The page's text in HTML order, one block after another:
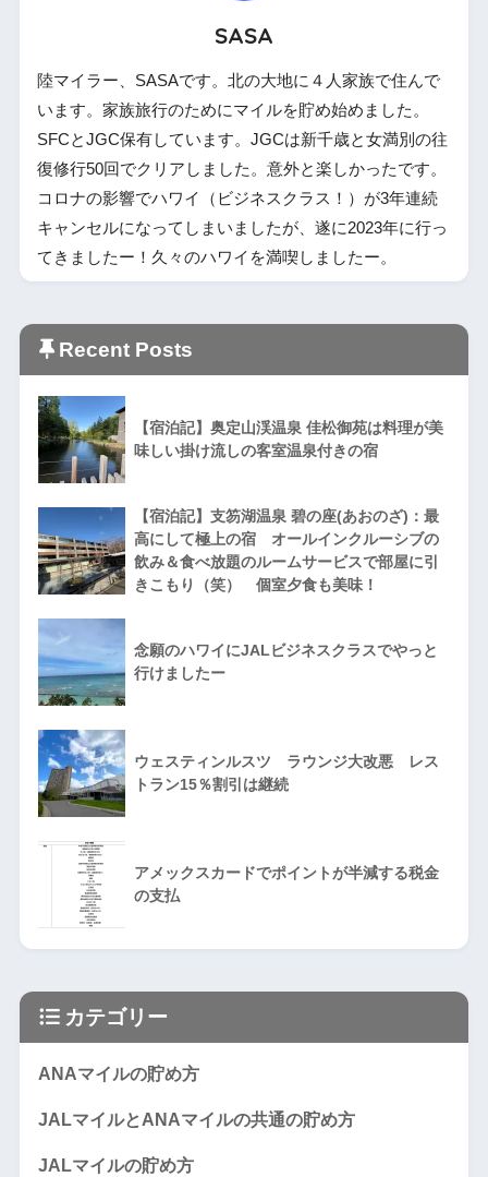
SASA
陸マイラー、SASAです。北の大地に４人家族で住んで
います。家族旅行のためにマイルを貯め始めました。
SFCとJGC保有しています。JGCは新千歳と女満別の往
復修行50回でクリアしました。意外と楽しかったです。
コロナの影響でハワイ（ビジネスクラス！）が3年連続
キャンセルになってしまいましたが、遂に2023年に行っ
てきましたー！久々のハワイを満喫しましたー。
Recent Posts
【宿泊記】奥定山渓温泉 佳松御苑は料理が美
味しい掛け流しの客室温泉付きの宿
【宿泊記】支笏湖温泉 碧の座(あおのざ)：最
高にして極上の宿 オールインクルーシブの
飲み＆食べ放題のルームサービスで部屋に引
きこもり（笑） 個室夕食も美味！
念願のハワイにJALビジネスクラスでやっと
行けましたー
ウェスティンルスツ ラウンジ大改悪 レス
トラン15％割引は継続
アメックスカードでポイントが半減する税金
の支払
カテゴリー
ANAマイルの貯め方
JALマイルとANAマイルの共通の貯め方
JALマイルの貯め方